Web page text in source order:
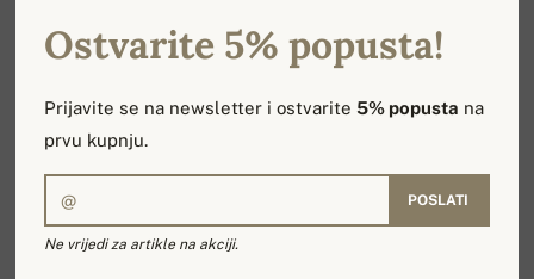
Picchu
Ostvarite 5% popusta!
Prijavite se na newsletter i ostvarite5% popusta na
prvu kupnju.
POSLATI
Ne vrijedi za artikle na akciji.